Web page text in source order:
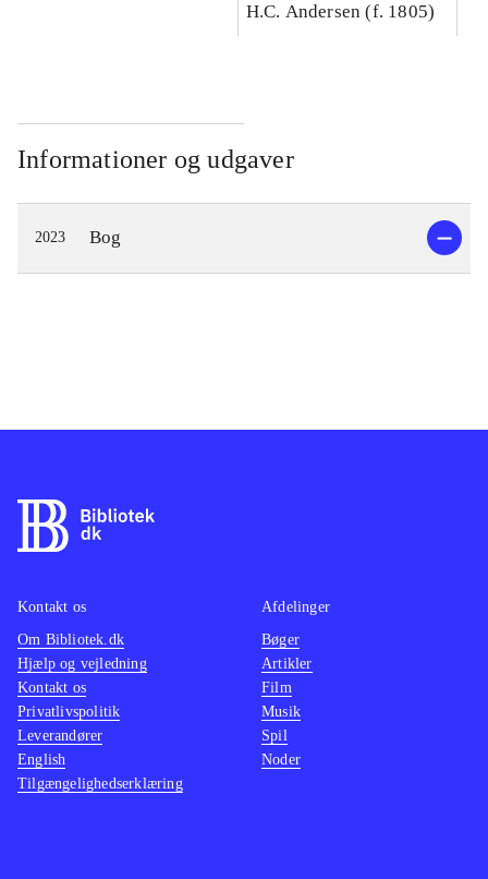
H.C. Andersen (f. 1805)
Informationer og udgaver
2023 Bog
Kontakt os
Om Bibliotek.dk
Hjælp og vejledning
Kontakt os
Privatlivspolitik
Leverandører
English
Tilgængelighedserklæring
Afdelinger
Bøger
Artikler
Film
Musik
Spil
Noder